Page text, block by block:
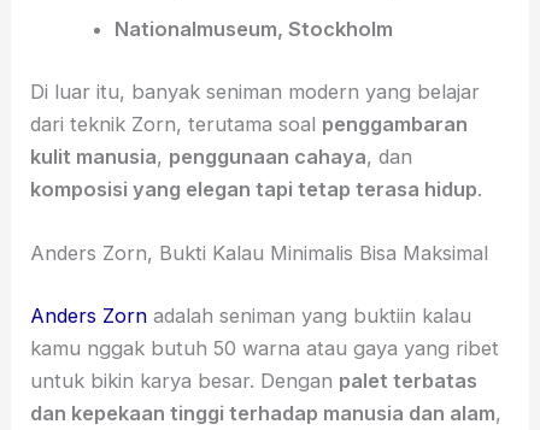
Nationalmuseum, Stockholm
Di luar itu, banyak seniman modern yang belajar
dari teknik Zorn, terutama soal penggambaran
kulit manusia, penggunaan cahaya, dan
komposisi yang elegan tapi tetap terasa hidup.
Anders Zorn, Bukti Kalau Minimalis Bisa Maksimal
Anders Zorn adalah seniman yang buktiin kalau
kamu nggak butuh 50 warna atau gaya yang ribet
untuk bikin karya besar. Dengan palet terbatas
dan kepekaan tinggi terhadap manusia dan alam,